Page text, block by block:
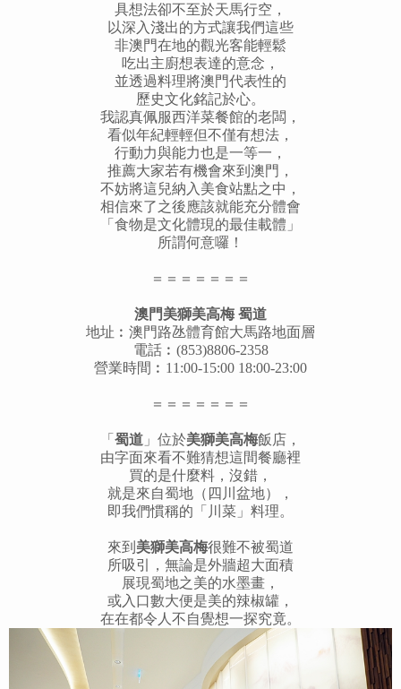
具想法卻不至於天馬行空，
以深入淺出的方式讓我們這些
非澳門在地的觀光客能輕鬆
吃出主廚想表達的意念，
並透過料理將澳門代表性的
歷史文化銘記於心。
我認真佩服西洋菜餐館的老闆，
看似年紀輕輕但不僅有想法，
行動力與能力也是一等一，
推薦大家若有機會來到澳門，
不妨將這兒納入美食站點之中，
相信來了之後應該就能充分體會
「食物是文化體現的最佳載體」
所謂何意囉！
＝＝＝＝＝＝＝
澳門美獅美高梅 蜀道
地址︰澳門路氹體育館大馬路地面層
電話︰(853)8806-2358
營業時間︰11:00-15:00 18:00-23:00
＝＝＝＝＝＝＝
「 蜀道 」位於美獅美高梅飯店，
由字面來看不難猜想這間餐廳裡
買的是什麼料，沒錯，
就是來自蜀地（四川盆地），
即我們慣稱的「川菜」料理。
來到 美獅美高梅很難不被蜀道
所吸引，無論是外牆超大面積
展現蜀地之美的水墨畫，
或入口數大便是美的辣椒罐，
在在都令人不自覺想一探究竟。